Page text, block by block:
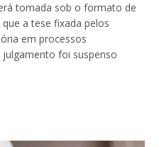
tomada sob o formato de
a tese fixada pelos
em processos
foi suspenso